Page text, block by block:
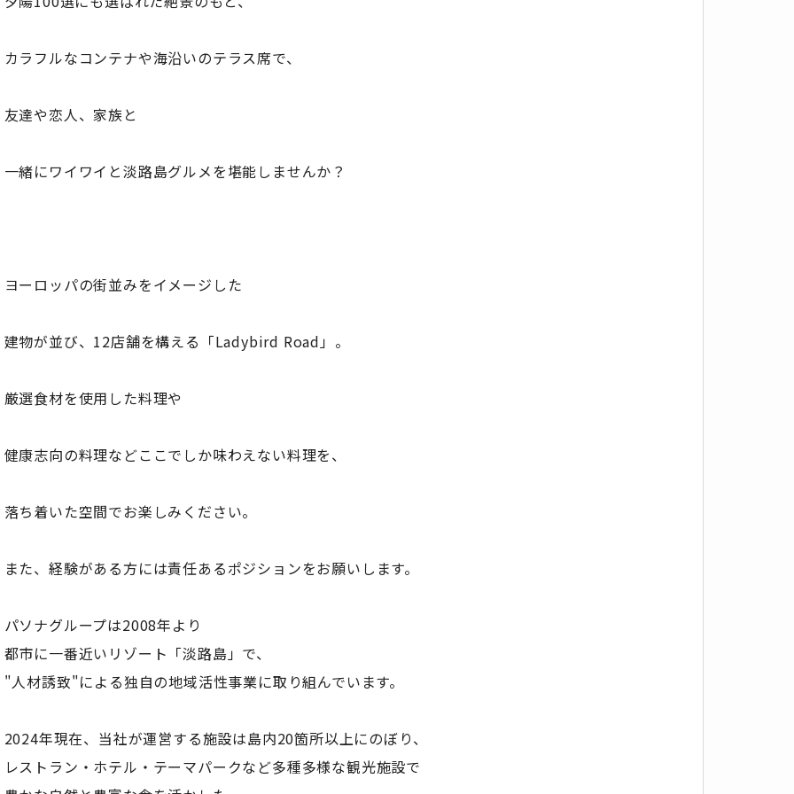
カラフルなコンテナや海沿いのテラス席で、
友達や恋人、家族と
一緒にワイワイと淡路島グルメを堪能しませんか？
ヨーロッパの街並みをイメージした
建物が並び、12店舗を構える「Ladybird Road」。
厳選食材を使用した料理や
健康志向の料理などここでしか味わえない料理を、
落ち着いた空間でお楽しみください。
また、経験がある方には責任あるポジションをお願いします。
パソナグループは2008年より
都市に一番近いリゾート「淡路島」で、
"人材誘致"による独自の地域活性事業に取り組んでいます。
2024年現在、当社が運営する施設は島内20箇所以上にのぼり、
レストラン・ホテル・テーマパークなど多種多様な観光施設で